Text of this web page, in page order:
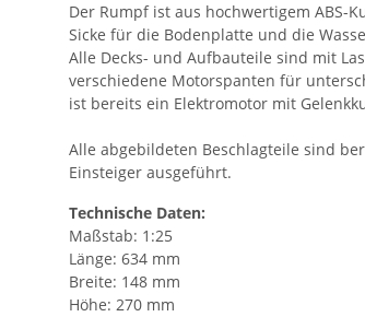
Der Rumpf ist aus hochwertigem ABS-
Sicke für die Bodenplatte und die
Alle Decks- und Aufbauteile sind mit
verschiedene Motorspanten für
ist bereits ein Elektromotor mit
Alle abgebildeten Beschlagteile sind
Einsteiger ausgeführt.
Technische Daten:
Maßstab: 1:25
Länge: 634 mm
Breite: 148 mm
Höhe: 270 mm